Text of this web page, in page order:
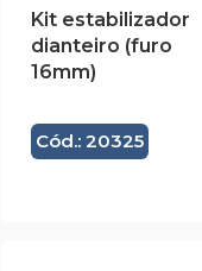
Kit estabilizador
dianteiro (furo
16mm)
Cód.: 20325